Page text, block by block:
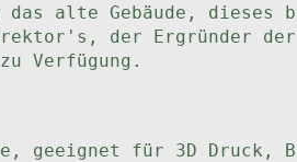
alte Gebäude, dieses
der Ergründer
Verfügung.
geeignet für 3D Druck,